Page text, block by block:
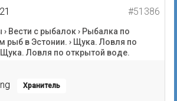
#51386
› Вести с рыбалок› Рыбалка по
рыб в Эстонии. › Щука. Ловля по
Щука. Ловля по открытой воде.
Хранитель